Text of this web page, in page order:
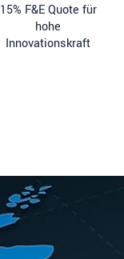
15% F&E Quote für
hohe
Innovationskraft